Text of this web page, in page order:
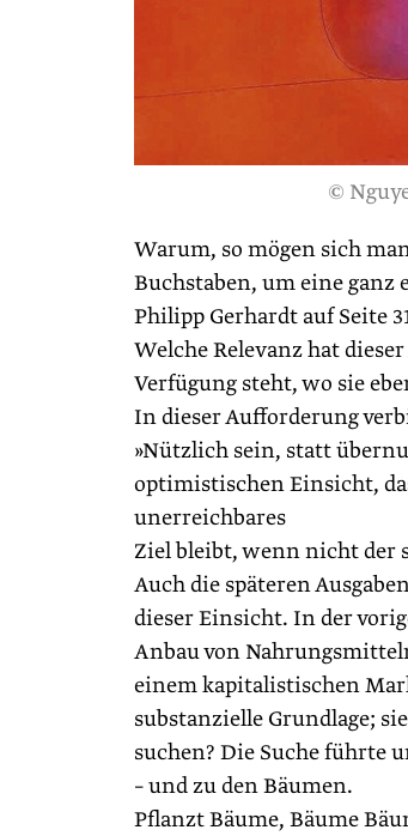
©
Warum, so mögen sich
Buchstaben, um eine
Philipp Gerhardt auf Seite
Welche Relevanz hat
Verfügung steht, wo sie
In dieser Aufforderung
»Nützlich sein, statt
optimistischen Einsicht,
unerreichbares
Ziel bleibt, wenn nicht der
Auch die späteren
dieser Einsicht. In der
Anbau von
einem kapitalistischen
substanzielle Grundlage;
suchen? Die Suche führte
– und zu den Bäumen.
Pflanzt Bäume, Bäume